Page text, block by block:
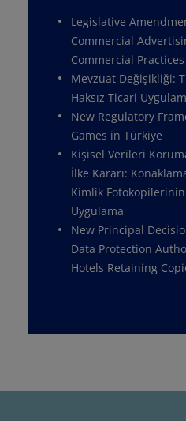
Legislative
Commercial
Commercial Practices
Mevzuat Değişikliği:
Haksız Ticari
New Regulatory
Games in Türkiye
Kişisel Verileri
İlke Kararı:
Kimlik Fotokopilerinin
Uygulama
New Principal
Data Protection
Hotels Retaining